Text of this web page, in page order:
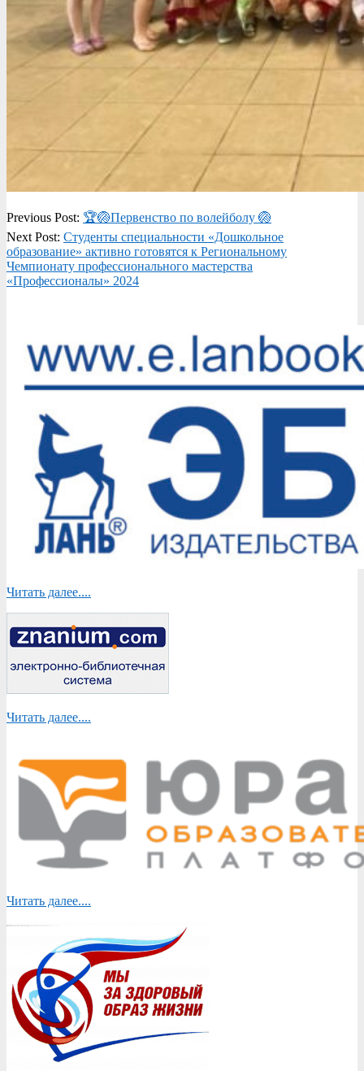
2024-
02-
20
Previous Post: 🏆🏐Первенство по волейболу 🏐
Next Post: Студенты специальности «Дошкольное
образование» активно готовятся к Региональному
Чемпионату профессионального мастерства
«Профессионалы» 2024
Читать далее....
Читать далее....
Читать далее....